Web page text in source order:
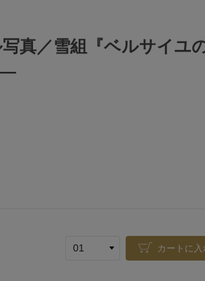
真／雪組『ベルサイユ
―
カートに入